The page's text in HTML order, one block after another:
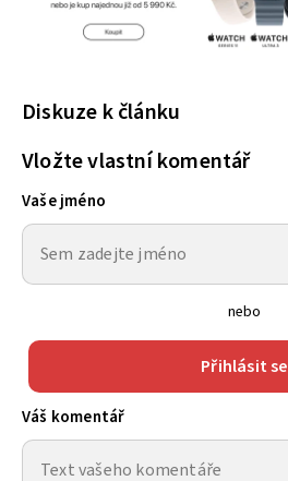
Diskuze k článku
Vložte vlastní komentář
Vaše jméno
nebo
Přihlásit se
Váš komentář